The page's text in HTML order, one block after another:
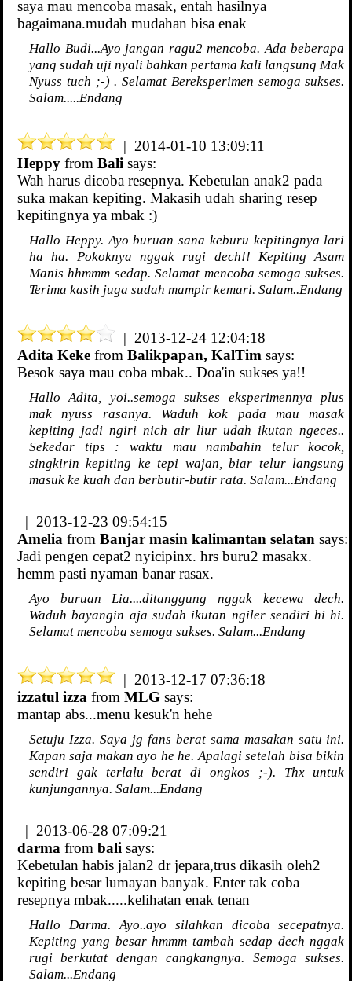
saya mau mencoba masak, entah hasilnya
bagaimana.mudah mudahan bisa enak
Hallo Budi...Ayo jangan ragu2 mencoba. Ada beberapa
yang sudah uji nyali bahkan pertama kali langsung Mak
Nyuss tuch ;-) . Selamat Bereksperimen semoga sukses.
Salam.....Endang
| 2014-01-10 13:09:11
Heppy from Bali says:
Wah harus dicoba resepnya. Kebetulan anak2 pada
suka makan kepiting. Makasih udah sharing resep
kepitingnya ya mbak :)
Hallo Heppy. Ayo buruan sana keburu kepitingnya lari
ha ha. Pokoknya nggak rugi dech!! Kepiting Asam
Manis hhmmm sedap. Selamat mencoba semoga sukses.
Terima kasih juga sudah mampir kemari. Salam..Endang
| 2013-12-24 12:04:18
Adita Keke from Balikpapan, KalTim says:
Besok saya mau coba mbak.. Doa'in sukses ya!!
Hallo Adita, yoi..semoga sukses eksperimennya plus
mak nyuss rasanya. Waduh kok pada mau masak
kepiting jadi ngiri nich air liur udah ikutan ngeces..
Sekedar tips : waktu mau nambahin telur kocok,
singkirin kepiting ke tepi wajan, biar telur langsung
masuk ke kuah dan berbutir-butir rata. Salam...Endang
| 2013-12-23 09:54:15
Amelia from Banjar masin kalimantan selatan says:
Jadi pengen cepat2 nyicipinx. hrs buru2 masakx.
hemm pasti nyaman banar rasax.
Ayo buruan Lia....ditanggung nggak kecewa dech.
Waduh bayangin aja sudah ikutan ngiler sendiri hi hi.
Selamat mencoba semoga sukses. Salam...Endang
| 2013-12-17 07:36:18
izzatul izza from MLG says:
mantap abs...menu kesuk'n hehe
Setuju Izza. Saya jg fans berat sama masakan satu ini.
Kapan saja makan ayo he he. Apalagi setelah bisa bikin
sendiri gak terlalu berat di ongkos ;-). Thx untuk
kunjungannya. Salam...Endang
| 2013-06-28 07:09:21
darma from bali says:
Kebetulan habis jalan2 dr jepara,trus dikasih oleh2
kepiting besar lumayan banyak. Enter tak coba
resepnya mbak.....kelihatan enak tenan
Hallo Darma. Ayo..ayo silahkan dicoba secepatnya.
Kepiting yang besar hmmm tambah sedap dech nggak
rugi berkutat dengan cangkangnya. Semoga sukses.
Salam...Endang